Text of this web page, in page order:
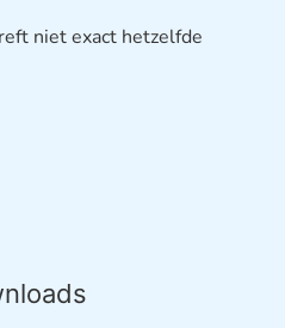
niet exact hetzelfde